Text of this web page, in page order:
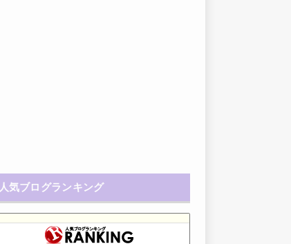
人気ブログランキング